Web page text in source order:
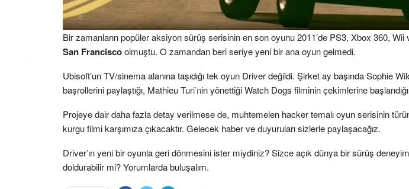
Bir zamanların popüler aksiyon sürüş serisinin en son oyunu 2011’de PS3, Xbox 360, Wii
San Franciscoolmuştu. O zamandan beri seriye yeni bir ana oyun gelmedi.
Ubisoft’un TV/sinema alanına taşıdığı tek oyun Driver değildi. Şirket ay başında Sophie
başrollerini paylaştığı, Mathieu Turi’nin yönettiği Watch Dogs filminin çekimlerine
Projeye dair daha fazla detay verilmese de, muhtemelen hacker temalı oyun serisinin
kurgu filmi karşımıza çıkacaktır. Gelecek haber ve duyuruları sizlerle paylaşacağız.
Driver’ın yeni bir oyunla geri dönmesini ister miydiniz? Sizce açık dünya bir sürüş
doldurabilir mi? Yorumlarda buluşalım.